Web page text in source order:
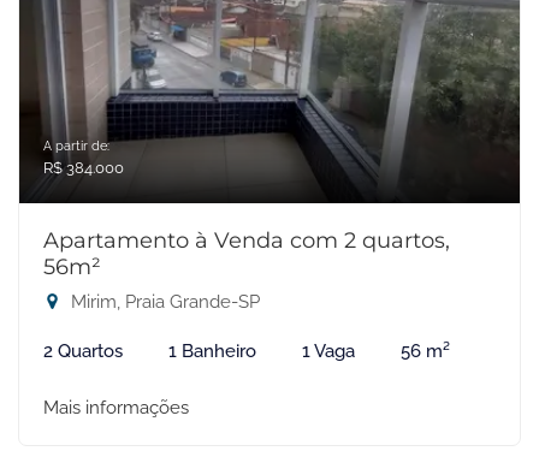
A partir de:
R$ 384.000
Apartamento à Venda com 2 quartos,
56m²
Mirim, Praia Grande-SP
2 Quartos 1 Banheiro 1 Vaga 56 m²
Mais informações